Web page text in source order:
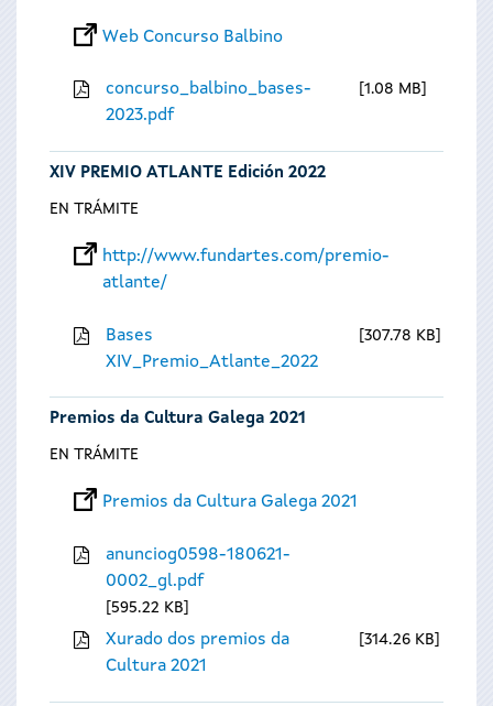
Web Concurso Balbino
concurso_balbino_bases-
2023.pdf
1.08 MB
XIV PREMIO ATLANTE Edición 2022
EN TRÁMITE
http://www.fundartes.com/premio-
atlante/
Bases
XIV_Premio_Atlante_2022
307.78 KB
Premios da Cultura Galega 2021
EN TRÁMITE
Premios da Cultura Galega 2021
anunciog0598-180621-
0002_gl.pdf
595.22 KB
Xurado dos premios da
Cultura 2021
314.26 KB